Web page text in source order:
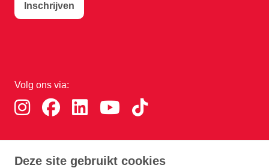
Deze site gebruikt cookies
Inschrijven
Volg ons via:
Download de RTHA app: